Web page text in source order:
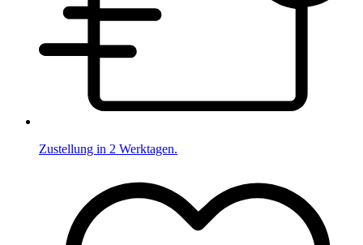
Zustellung in 2 Werktagen.